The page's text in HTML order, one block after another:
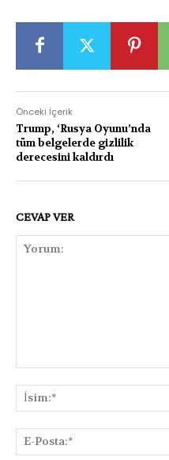
Önceki İçerik
Trump, ‘Rusya Oyunu’nda
tüm belgelerde gizlilik
derecesini kaldırdı
CEVAP VER